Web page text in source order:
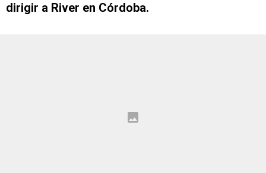
dirigir a River en Córdoba.